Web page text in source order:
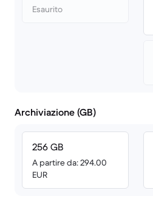
Esaurito
Archiviazione (GB)
256 GB
A partire da: 294.00
EUR